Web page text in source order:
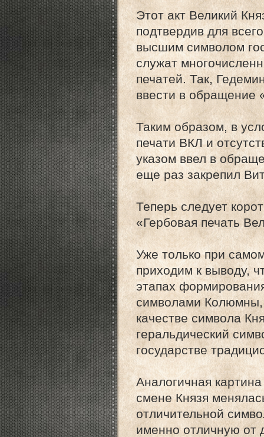
Этот акт Великий
подтвердив для
высшим символом
служат
печатей. Так,
ввести в обращение
Таким образом, в
печати ВКЛ и
указом ввел в
еще раз закрепил
Теперь следует
«Гербовая печать
Уже только при
приходим к выводу,
этапах
символами Колюмны,
качестве символа
геральдический
государстве
Аналогичная
смене Князя
отличительной
именно отличную от